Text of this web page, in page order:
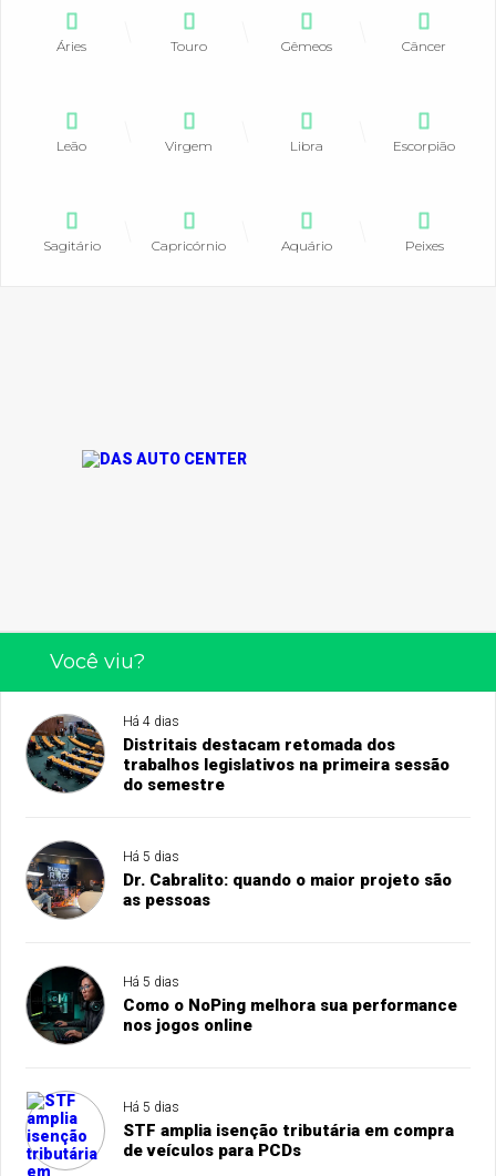
Áries Touro Gêmeos Câncer
Leão Virgem Libra Escorpião
Sagitário Capricórnio Aquário Peixes
Você viu?
Há 4 dias
Distritais destacam retomada dos
trabalhos legislativos na primeira sessão
do semestre
Há 5 dias
Dr. Cabralito: quando o maior projeto são
as pessoas
Há 5 dias
Como o NoPing melhora sua performance
nos jogos online
Há 5 dias
STF amplia isenção tributária em compra
de veículos para PCDs